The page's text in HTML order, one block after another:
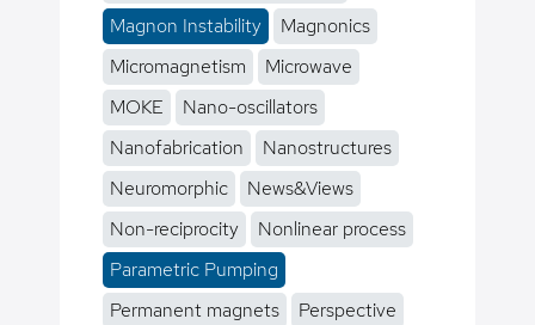
Magnon Instability
Magnonics
Micromagnetism
Microwave
MOKE
Nano-oscillators
Nanofabrication
Nanostructures
Neuromorphic
News&Views
Non-reciprocity
Nonlinear process
Parametric Pumping
Permanent magnets
Perspective